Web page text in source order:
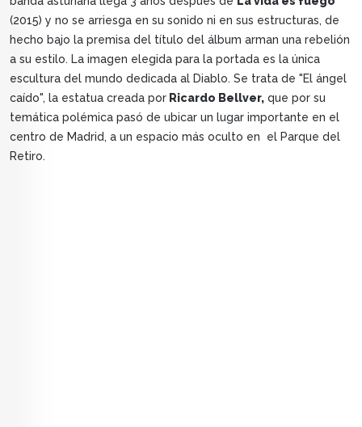
(2015) y no se arriesga en su sonido ni en sus estructuras, de
hecho bajo la premisa del título del álbum arman una rebelión
a su estilo. La imagen elegida para la portada es la única
escultura del mundo dedicada al Diablo. Se trata de "El ángel
caído", la estatua creada por Ricardo Bellver, que por su
temática polémica pasó de ubicar un lugar importante en el
centro de Madrid, a un espacio más oculto en el Parque del
Retiro.